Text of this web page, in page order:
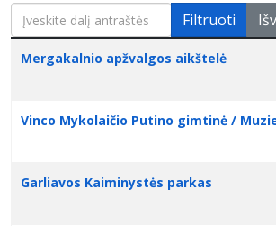
Įveskite dalį antraštės Filtruoti
Pavadinimas Sukūrimo data
Mergakalnio apžvalgos aikštelė
Vinco Mykolaičio Putino gimtinė /
Garliavos Kaiminystės parkas